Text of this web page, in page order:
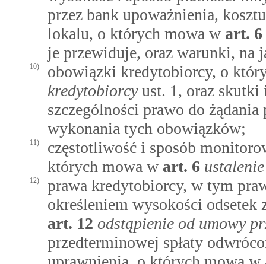
przez bank upoważnienia,
lokalu, o których mowa w art. 6
je przewiduje, oraz warunki, na
10)
obowiązki kredytobiorcy, o
kredytobiorcyust. 1, oraz skutki
szczególności prawo do
wykonania tych obowiązków;
11)
częstotliwość i sposób
których mowa w art. 6
12)
prawa kredytobiorcy, w tym
określeniem wysokości odsetek
art. 12 odstąpienie od umowy
przedterminowej spłaty